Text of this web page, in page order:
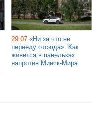
29.07 «Ни за что не
перееду отсюда». Как
живется в панельках
напротив Минск-Мира